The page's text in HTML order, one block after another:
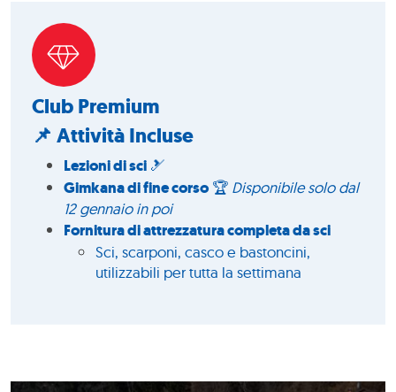
Club Premium
📌 Attività Incluse
Lezioni di sci 🎿
Gimkana di fine corso 🏆 Disponibile solo dal
12 gennaio in poi
Fornitura di attrezzatura completa da sci
Sci, scarponi, casco e bastoncini,
utilizzabili per tutta la settimana